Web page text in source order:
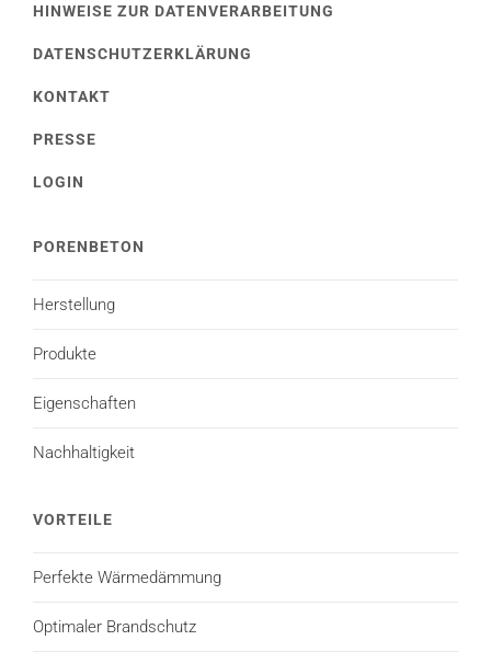
HINWEISE ZUR DATENVERARBEITUNG
DATENSCHUTZERKLÄRUNG
KONTAKT
PRESSE
LOGIN
PORENBETON
Herstellung
Produkte
Eigenschaften
Nachhaltigkeit
VORTEILE
Perfekte Wärmedämmung
Optimaler Brandschutz